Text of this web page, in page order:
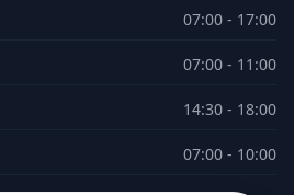
07:00 - 17:00
07:00 - 11:00
14:30 - 18:00
07:00 - 10:00